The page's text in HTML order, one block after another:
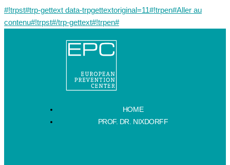
#!trpst#trp-gettext data-trpgettextoriginal=11#!trpen#Aller au
contenu#!trpst#/trp-gettext#!trpen#
HOME
PROF. DR. NIXDORFF